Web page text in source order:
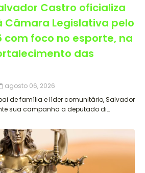
Castro oficializa
Legislativa pelo
com foco no esporte, na
das
agosto 06, 2026
de família e líder comunitário, Salvador
sua campanha a deputado di…